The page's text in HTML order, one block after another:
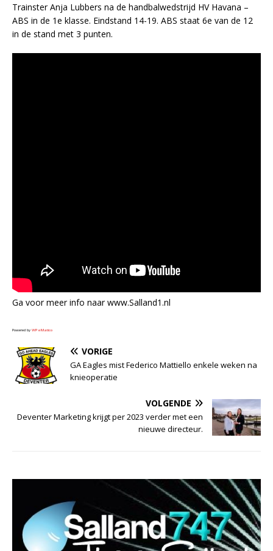
Trainster Anja Lubbers na de handbalwedstrijd HV Havana –
ABS in de 1e klasse. Eindstand 14-19. ABS staat 6e van de 12
in de stand met 3 punten.
Ga voor meer info naar www.Salland1.nl
Powered by WPeMatico
VORIGE
GA Eagles mist Federico Mattiello enkele weken na
knieoperatie
VOLGENDE
Deventer Marketing krijgt per 2023 verder met een
nieuwe directeur.